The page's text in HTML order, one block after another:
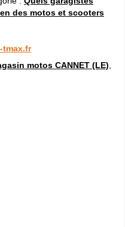
des motos et scooters
tmax.fr
motos CANNET (LE)